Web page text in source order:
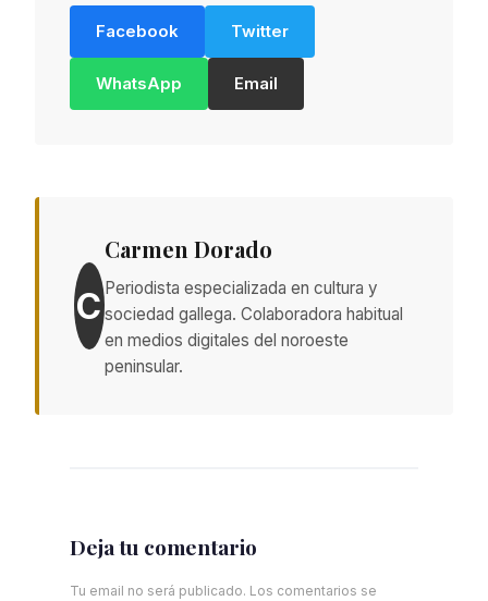
Facebook Twitter
WhatsApp Email
C
Carmen Dorado
Periodista especializada en cultura y
sociedad gallega. Colaboradora habitual
en medios digitales del noroeste
peninsular.
Deja tu comentario
Tu email no será publicado. Los comentarios se